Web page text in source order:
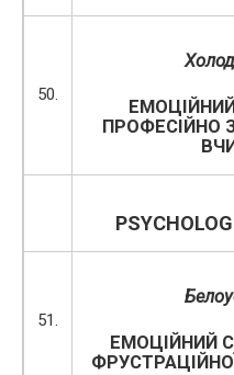
50.
ПРОФЕСІЙНО
51.
ЕМОЦІЙНИЙ